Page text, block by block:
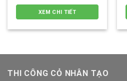
XEM CHI TIẾT
THI CÔNG CỎ NHÂN TẠO